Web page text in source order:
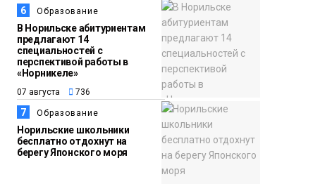
6 Образование
В Норильске абитуриентам
предлагают 14
специальностей с
перспективой работы в
«Норникеле»
07 августа 736
7 Образование
Норильские школьники
бесплатно отдохнут на
берегу Японского моря